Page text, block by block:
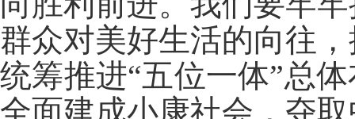
群众对美好生活的向往
统筹推进“五位一体”总
全面建成小康社会，夺